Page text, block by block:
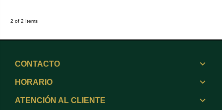
2 of 2 Items
CONTACTO
HORARIO
ATENCIÓN AL CLIENTE